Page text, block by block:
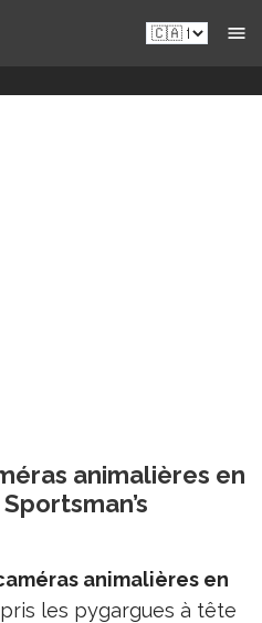
animalières en
animalières en
les pygargues à tête